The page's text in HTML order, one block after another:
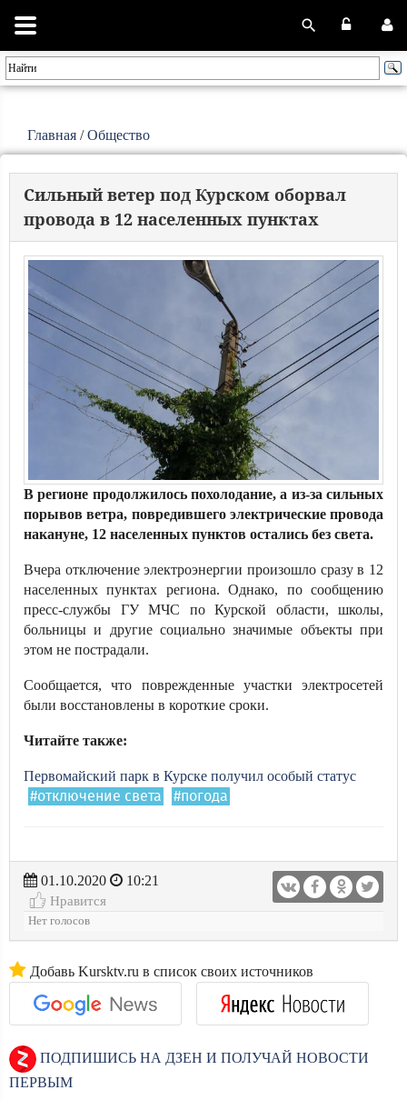
Главная /Общество
Сильный ветер под Курском оборвал
провода в 12 населенных пунктах
В регионе продолжилось похолодание, а из-за сильных
порывов ветра, повредившего электрические провода
накануне, 12 населенных пунктов остались без света.
Вчера отключение электроэнергии произошло сразу в 12
населенных пунктах региона. Однако, по сообщению
пресс-службы ГУ МЧС по Курской области, школы,
больницы и другие социально значимые объекты при
этом не пострадали.
Сообщается, что поврежденные участки электросетей
были восстановлены в короткие сроки.
Читайте также:
Первомайский парк в Курске получил особый статус
#отключение света #погода
01.10.2020
10:21
Нравится
Нет голосов
Добавь Kursktv.ru в список своих источников
ПОДПИШИСЬ НА ДЗЕН И ПОЛУЧАЙ НОВОСТИ
ПЕРВЫМ